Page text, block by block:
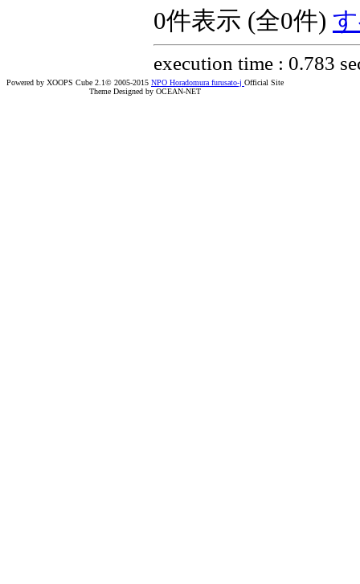
0件表示 (全0件)
execution time : 0.783
Powered by XOOPS Cube 2.1© 2005-2015 NPO Horadomura furusato-j Official Site
Theme Designed by OCEAN-NET